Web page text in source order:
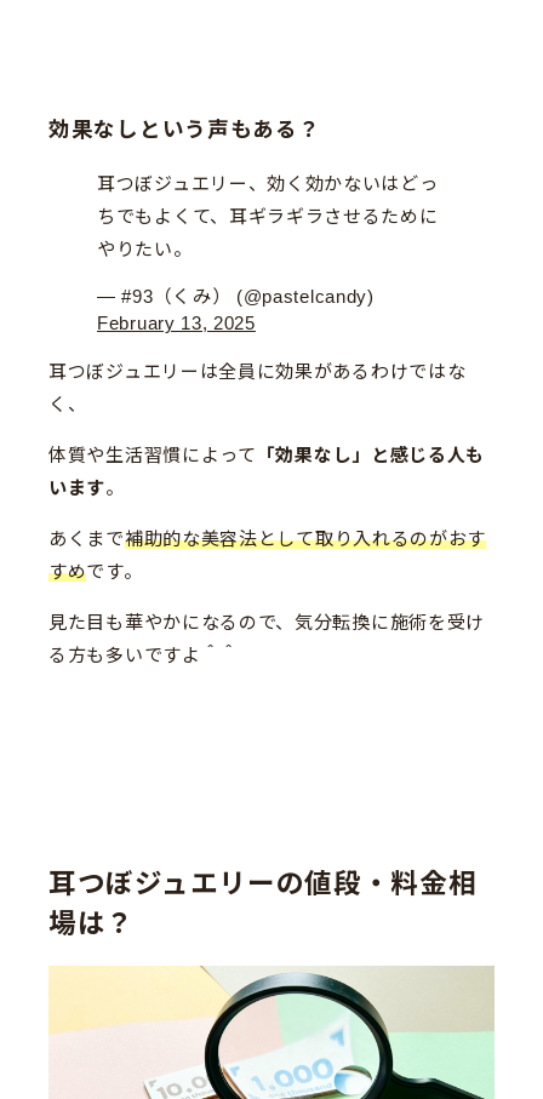
効果なしという声もある？
耳つぼジュエリー、効く効かないはどっ
ちでもよくて、耳ギラギラさせるために
やりたい。
— #93（くみ） (@pastelcandy)
February 13, 2025
耳つぼジュエリーは全員に効果があるわけではな
く、
体質や生活習慣によって
「効果なし」と感じる人も
います。
あくまで補助的な美容法として取り入れるのがおす
すめです。
見た目も華やかになるので、気分転換に施術を受け
る方も多いですよ＾＾
耳つぼジュエリーの値段・料金相
場は？